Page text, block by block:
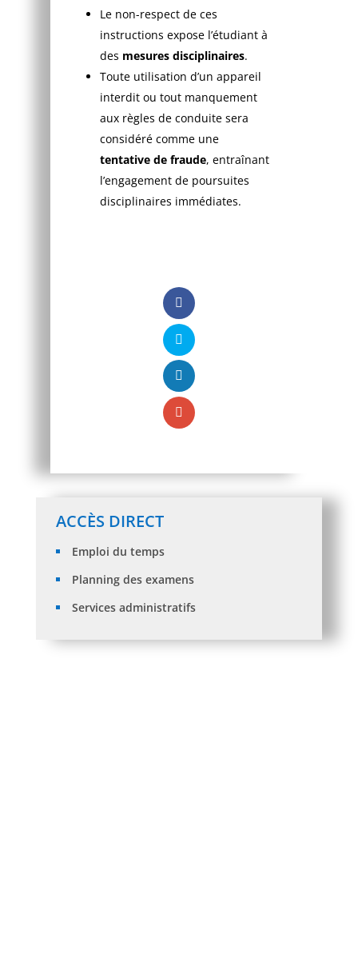
Le non-respect de ces
instructions expose l’étudiant à
des mesures disciplinaires.
Toute utilisation d’un appareil
interdit ou tout manquement
aux règles de conduite sera
considéré comme une
tentative de fraude, entraînant
l’engagement de poursuites
disciplinaires immédiates.
ACCÈS DIRECT
Emploi du temps
Planning des examens
Services administratifs